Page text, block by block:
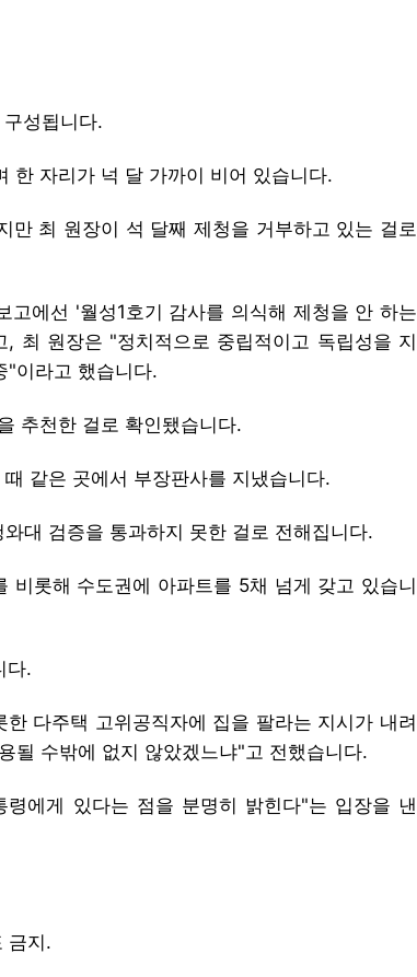
성됩니다.
한 자리가 넉 달 가까이 비어 있습니다.
만 최 원장이 석 달째 제청을 거부하고 있는 걸로
에선 '월성1호기 감사를 의식해 제청을 안 하는
최 원장은 "정치적으로 중립적이고 독립성을 지
"이라고 했습니다.
추천한 걸로 확인됐습니다.
같은 곳에서 부장판사를 지냈습니다.
대 검증을 통과하지 못한 걸로 전해집니다.
비롯해 수도권에 아파트를 5채 넘게 갖고 있습니
다.
다주택 고위공직자에 집을 팔라는 지시가 내려
될 수밖에 없지 않았겠느냐"고 전했습니다.
에게 있다는 점을 분명히 밝힌다"는 입장을 낸
금지.